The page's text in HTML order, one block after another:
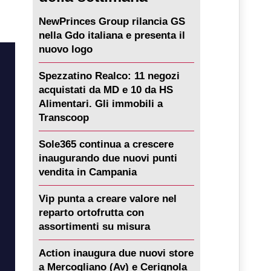
NewPrinces Group rilancia GS
nella Gdo italiana e presenta il
nuovo logo
Spezzatino Realco: 11 negozi
acquistati da MD e 10 da HS
Alimentari. Gli immobili a
Transcoop
Sole365 continua a crescere
inaugurando due nuovi punti
vendita in Campania
Vip punta a creare valore nel
reparto ortofrutta con
assortimenti su misura
Action inaugura due nuovi store
a Mercogliano (Av) e Cerignola